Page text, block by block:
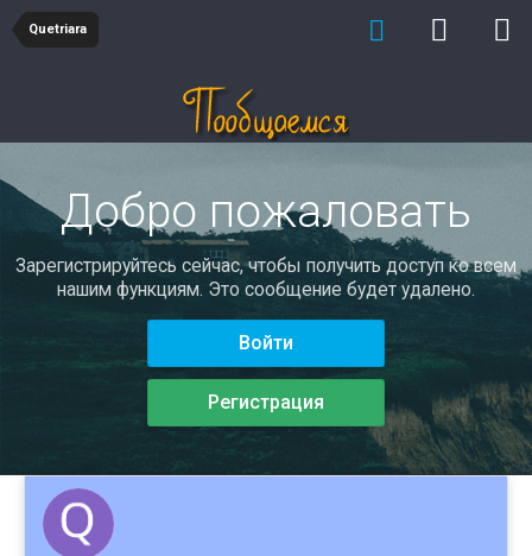
Quetriara
Добро пожаловать
Зарегистрируйтесь сейчас, чтобы получить доступ ко всем
нашим функциям. Это сообщение будет удалено.
Войти
Регистрация